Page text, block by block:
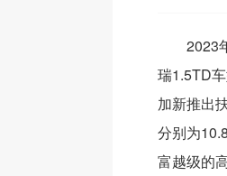
2023
瑞1.5TD
加新推出
分别为
富越级的